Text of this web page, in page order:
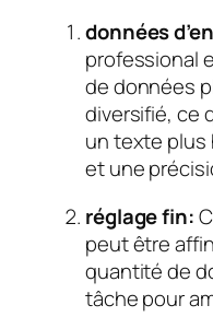
données
professional
de données
diversifié, ce
un texte plus
et une
réglage fin:
peut être
quantité de
tâche pour